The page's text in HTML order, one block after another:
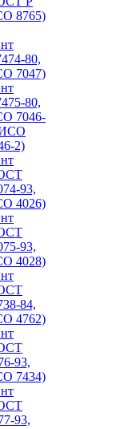
8765)
80,
7047)
80,
7046-
2)
93,
4026)
93,
4028)
84,
4762)
93,
7434)
93,